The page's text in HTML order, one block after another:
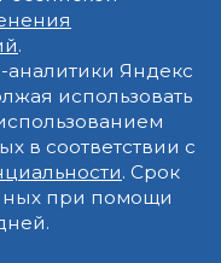
.
аналитики Яндекс
использовать
в соответствии с
. Срок
при помощи